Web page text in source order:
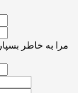
مرا به خاطر بسپار